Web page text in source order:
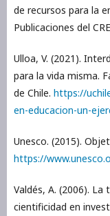
de recursos para la
Publicaciones del
Ulloa, V. (2021).
para la vida misma.
de Chile. https://
en-educacion-un-
Unesco. (2015).
https://
Valdés, A. (2006).
cientificidad en